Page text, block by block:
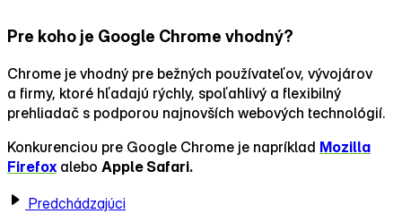
Pre koho je Google Chrome vhodný?
Chrome je vhodný pre bežných používateľov, vývojárov
a firmy, ktoré hľadajú rýchly, spoľahlivý a flexibilný
prehliadač s podporou najnovších webových technológií.
Konkurenciou pre Google Chrome je napríklad Mozilla
Firefox alebo Apple Safari.
Predchádzajúci